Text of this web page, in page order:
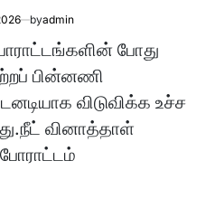
byadmin
போது
பின்னணி
விடுவிக்க உச்ச
வினாத்தாள்